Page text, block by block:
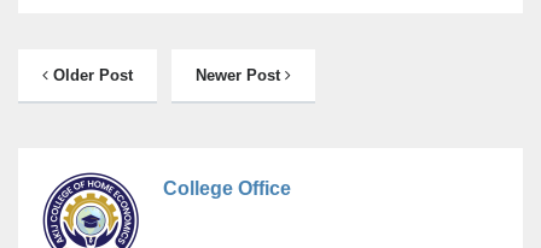
Older Post Newer Post
College Office